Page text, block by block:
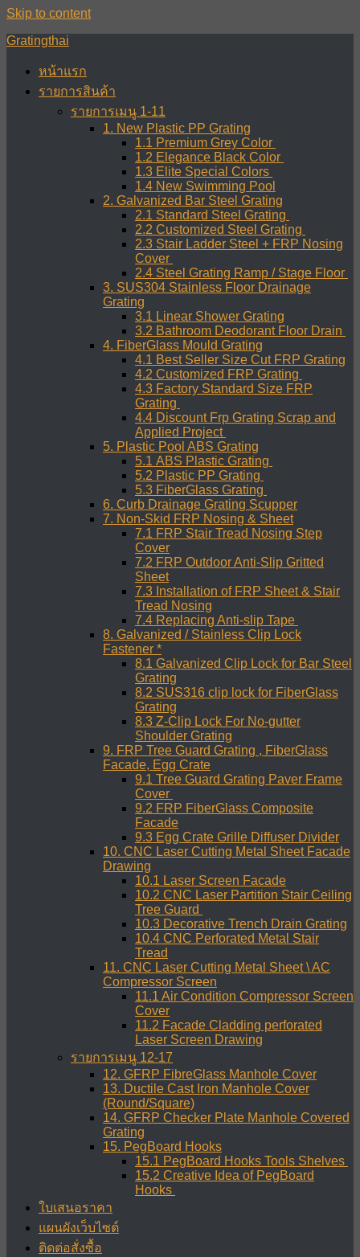
Skip to content
Gratingthai
หน้าแรก
รายการสินค้า
รายการเมนู 1-11
1. New Plastic PP Grating
1.1 Premium Grey Color
1.2 Elegance Black Color
1.3 Elite Special Colors
1.4 New Swimming Pool
2. Galvanized Bar Steel Grating
2.1 Standard Steel Grating
2.2 Customized Steel Grating
2.3 Stair Ladder Steel + FRP Nosing
Cover
2.4 Steel Grating Ramp / Stage Floor
3. SUS304 Stainless Floor Drainage
Grating
3.1 Linear Shower Grating
3.2 Bathroom Deodorant Floor Drain
4. FiberGlass Mould Grating
4.1 Best Seller Size Cut FRP Grating
4.2 Customized FRP Grating
4.3 Factory Standard Size FRP
Grating
4.4 Discount Frp Grating Scrap and
Applied Project
5. Plastic Pool ABS Grating
5.1 ABS Plastic Grating
5.2 Plastic PP Grating
5.3 FiberGlass Grating
6. Curb Drainage Grating Scupper
7. Non-Skid FRP Nosing & Sheet
7.1 FRP Stair Tread Nosing Step
Cover
7.2 FRP Outdoor Anti-Slip Gritted
Sheet
7.3 Installation of FRP Sheet & Stair
Tread Nosing
7.4 Replacing Anti-slip Tape
8. Galvanized / Stainless Clip Lock
Fastener *
8.1 Galvanized Clip Lock for Bar Steel
Grating
8.2 SUS316 clip lock for FiberGlass
Grating
8.3 Z-Clip Lock For No-gutter
Shoulder Grating
9. FRP Tree Guard Grating , FiberGlass
Facade, Egg Crate
9.1 Tree Guard Grating Paver Frame
Cover
9.2 FRP FiberGlass Composite
Facade
9.3 Egg Crate Grille Diffuser Divider
10. CNC Laser Cutting Metal Sheet Facade
Drawing
10.1 Laser Screen Facade
10.2 CNC Laser Partition Stair Ceiling
Tree Guard
10.3 Decorative Trench Drain Grating
10.4 CNC Perforated Metal Stair
Tread
11. CNC Laser Cutting Metal Sheet \ AC
Compressor Screen
11.1 Air Condition Compressor Screen
Cover
11.2 Facade Cladding perforated
Laser Screen Drawing
รายการเมนู 12-17
12. GFRP FibreGlass Manhole Cover
13. Ductile Cast Iron Manhole Cover
(Round/Square)
14. GFRP Checker Plate Manhole Covered
Grating
15. PegBoard Hooks
15.1 PegBoard Hooks Tools Shelves
15.2 Creative Idea of PegBoard
Hooks
ใบเสนอราคา
แผนผังเว็บไซต์
ติดต่อสั่งซื้อ